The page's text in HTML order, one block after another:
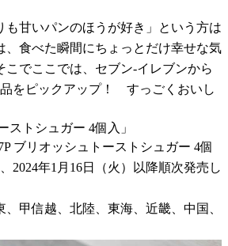
も甘いパンのほうが好き」という方は
、食べた瞬間にちょっとだけ幸せな気
こでここでは、セブン-イレブンから
をピックアップ！ すっごくおいし
ストシュガー 4個入」
ブリオッシュトーストシュガー 4個
2024年1月16日（火）以降順次発売し
甲信越、北陸、東海、近畿、中国、